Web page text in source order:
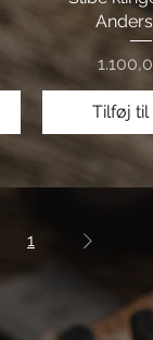
Pris
Tilføj til
1